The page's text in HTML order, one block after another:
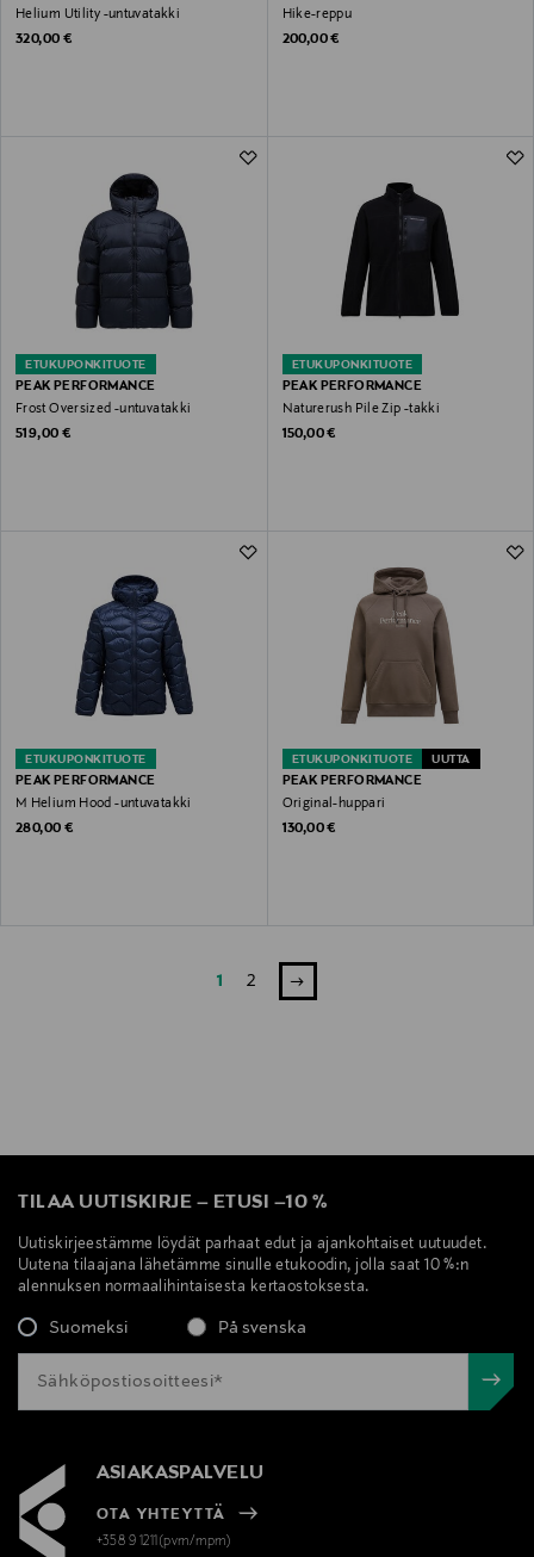
Helium Utility -untuvatakki
Original Price
320,00 €
Hike-reppu
Original Price
200,00 €
ETUKUPONKITUOTE
PEAK PERFORMANCE
Frost Oversized -untuvatakki
Original Price
519,00 €
ETUKUPONKITUOTE
PEAK PERFORMANCE
Naturerush Pile Zip -takki
Original Price
150,00 €
ETUKUPONKITUOTE
PEAK PERFORMANCE
M Helium Hood -untuvatakki
Original Price
280,00 €
ETUKUPONKITUOTE UUTTA
PEAK PERFORMANCE
Original-huppari
Original Price
130,00 €
1 2
TILAA UUTISKIRJE – ETUSI –10 %
Uutiskirjeestämme löydät parhaat edut ja ajankohtaiset uutuudet.
Uutena tilaajana lähetämme sinulle etukoodin, jolla saat 10 %:n
alennuksen normaalihintaisesta kertaostoksesta.
Suomeksi På svenska
ASIAKASPALVELU
OTA YHTEYTTÄ
+358 9 1211(pvm/mpm)